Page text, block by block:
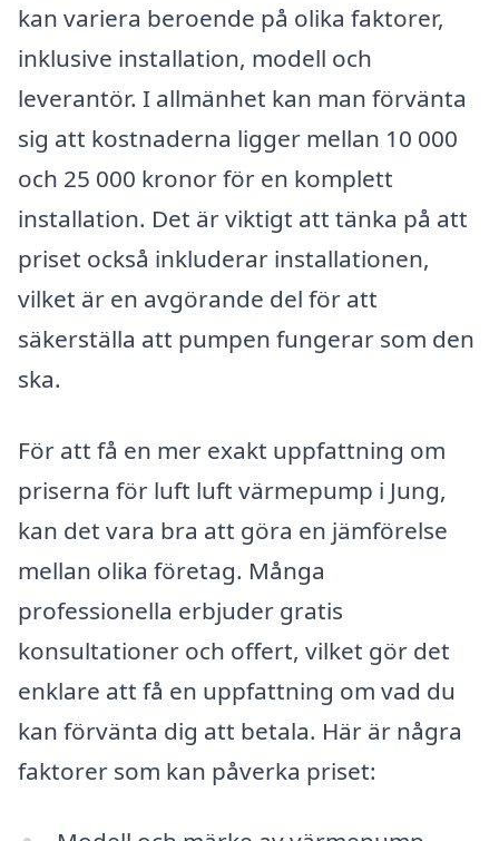
kan variera beroende på olika faktorer,
inklusive installation, modell och
leverantör. I allmänhet kan man förvänta
sig att kostnaderna ligger mellan 10 000
och 25 000 kronor för en komplett
installation. Det är viktigt att tänka på att
priset också inkluderar installationen,
vilket är en avgörande del för att
säkerställa att pumpen fungerar som den
ska.
För att få en mer exakt uppfattning om
priserna för luft luft värmepump i Jung,
kan det vara bra att göra en jämförelse
mellan olika företag. Många
professionella erbjuder gratis
konsultationer och offert, vilket gör det
enklare att få en uppfattning om vad du
kan förvänta dig att betala. Här är några
faktorer som kan påverka priset: